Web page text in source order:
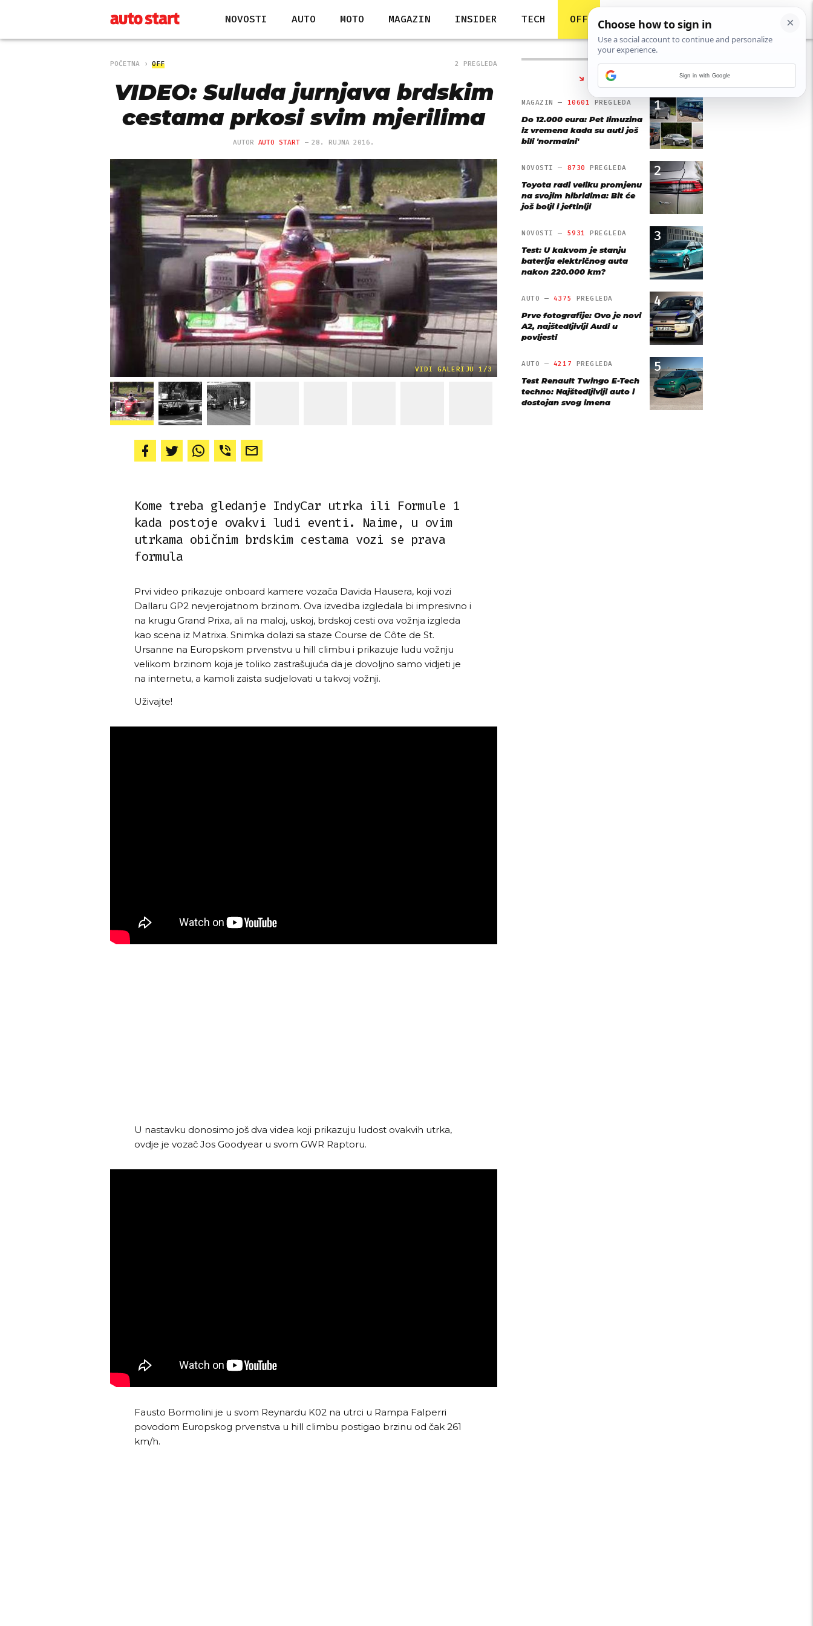
NOVOSTI AUTO MOTO MAGAZIN INSIDER TECH OFF
POČETNA OFF 2 PREGLEDA
VIDEO: Suluda jurnjava brdskim
cestama prkosi svim mjerilima
AUTOR AUTO START 28. RUJNA 2016.
VIDI GALERIJU 1/3
Kome treba gledanje IndyCar utrka ili Formule 1
kada postoje ovakvi ludi eventi. Naime, u ovim
utrkama običnim brdskim cestama vozi se prava
formula
Prvi video prikazuje onboard kamere vozača Davida Hausera, koji vozi
Dallaru GP2 nevjerojatnom brzinom. Ova izvedba izgledala bi impresivno i
na krugu Grand Prixa, ali na maloj, uskoj, brdskoj cesti ova vožnja izgleda
kao scena iz Matrixa. Snimka dolazi sa staze Course de Côte de St.
Ursanne na Europskom prvenstvu u hill climbu i prikazuje ludu vožnju
velikom brzinom koja je toliko zastrašujuća da je dovoljno samo vidjeti je
na internetu, a kamoli zaista sudjelovati u takvoj vožnji.
Uživajte!
U nastavku donosimo još dva videa koji prikazuju ludost ovakvih utrka,
ovdje je vozač Jos Goodyear u svom GWR Raptoru.
Fausto Bormolini je u svom Reynardu K02 na utrci u Rampa Falperri
povodom Europskog prvenstva u hill climbu postigao brzinu od čak 261
km/h.
NAJČITANIJE
1
MAGAZIN — 10601 PREGLEDA
Do 12.000 eura: Pet limuzina
iz vremena kada su auti još
bili 'normalni'
2
NOVOSTI — 8730 PREGLEDA
Toyota radi veliku promjenu
na svojim hibridima: Bit će
još bolji i jeftiniji
3
NOVOSTI — 5931 PREGLEDA
Test: U kakvom je stanju
baterija električnog auta
nakon 220.000 km?
4
AUTO — 4375 PREGLEDA
Prve fotografije: Ovo je novi
A2, najštedljiviji Audi u
povijesti
5
AUTO — 4217 PREGLEDA
Test Renault Twingo E-Tech
techno: Najštedljiviji auto i
dostojan svog imena
Sign in with Google